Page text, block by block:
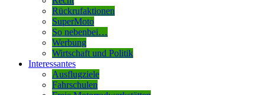
Rückrufaktionen
SuperMoto
So nebenbei…
Werbung
Wirtschaft und Politik
Interessantes
Ausflugziele
Fahrschulen